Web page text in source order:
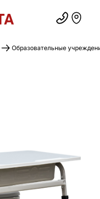
Образовательные